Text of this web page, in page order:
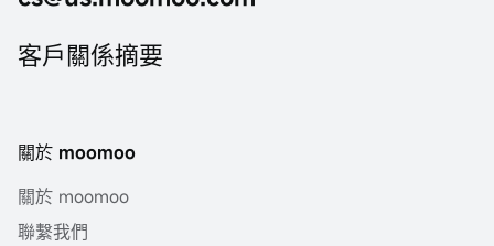
客戶關係摘要
關於 moomoo
關於 moomoo
聯繫我們